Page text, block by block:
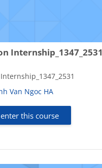
Internship_1347_2531
Van Ngoc HA
this course